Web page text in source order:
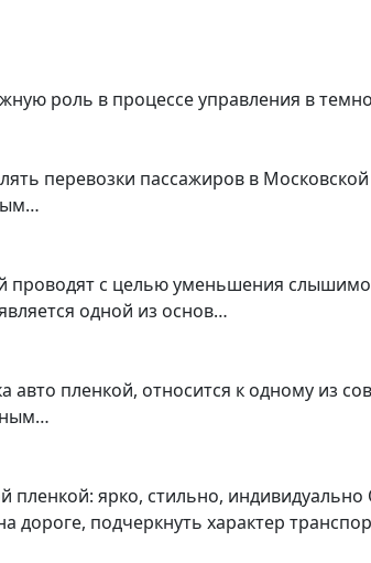
роль в процессе управления в
перевозки пассажиров в
проводят с целью уменьшения
одной из основ…
авто пленкой, относится к одному из
пленкой: ярко, стильно,
дороге, подчеркнуть характер